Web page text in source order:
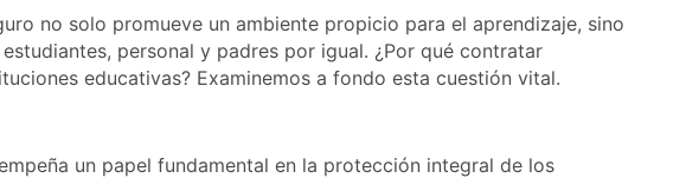
no solo promueve un ambiente propicio para el aprendizaje, sino
personal y padres por igual. ¿Por qué contratar
educativas? Examinemos a fondo esta cuestión vital.
un papel fundamental en la protección integral de los